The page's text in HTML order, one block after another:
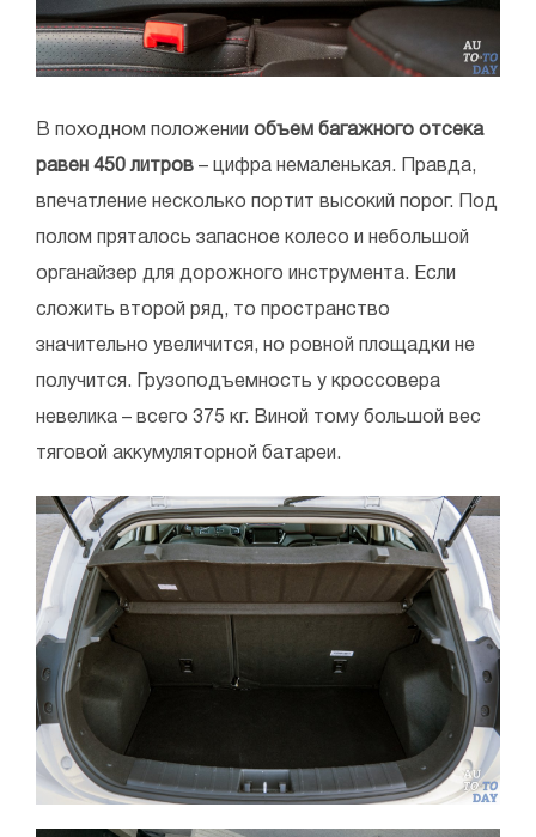
В походном положении объем багажного отсека
равен 450 литров – цифра немаленькая. Правда,
впечатление несколько портит высокий порог. Под
полом пряталось запасное колесо и небольшой
органайзер для дорожного инструмента. Если
сложить второй ряд, то пространство
значительно увеличится, но ровной площадки не
получится. Грузоподъемность у кроссовера
невелика – всего 375 кг. Виной тому большой вес
тяговой аккумуляторной батареи.